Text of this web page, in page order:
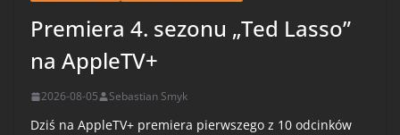
Premiera 4. sezonu „Ted Lasso”
na AppleTV+
2026-08-05 Sebastian Smyk
Dziś na AppleTV+ premiera pierwszego z 10 odcinków